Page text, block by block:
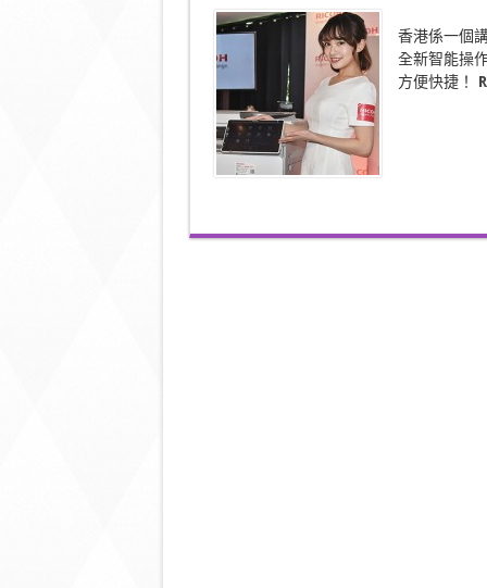
〈Ricoh
智
操
作
面
板
支
援
多
香港係一個
全新智能操
方便快捷！